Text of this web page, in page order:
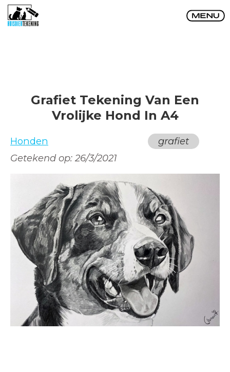
Grafiet Tekening Van Een
Vrolijke Hond In A4
Honden
grafiet
Getekend op:26/3/2021